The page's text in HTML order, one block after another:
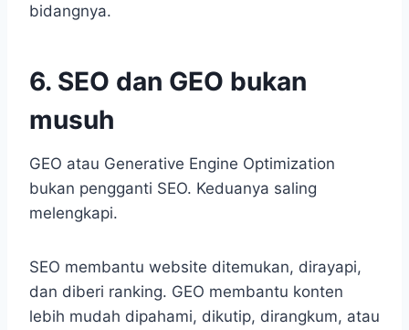
bidangnya.
6. SEO dan GEO bukan
musuh
GEO atau Generative Engine Optimization
bukan pengganti SEO. Keduanya saling
melengkapi.
SEO membantu website ditemukan, dirayapi,
dan diberi ranking. GEO membantu konten
lebih mudah dipahami, dikutip, dirangkum, atau